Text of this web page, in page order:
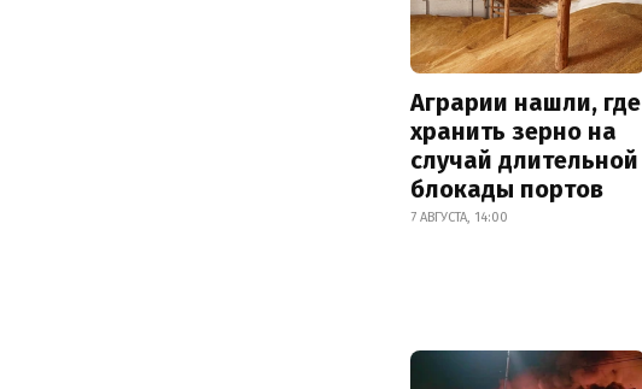
Аграрии нашли, где
хранить зерно на
случай длительной
блокады портов
7 АВГУСТА, 14:00